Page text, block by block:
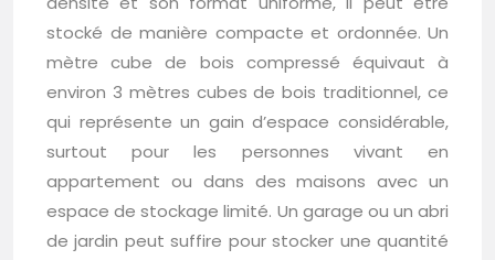
stocké de manière compacte et ordonnée. Un
mètre cube de bois compressé équivaut à
environ 3 mètres cubes de bois traditionnel, ce
qui représente un gain d’espace considérable,
surtout pour les personnes vivant en
appartement ou dans des maisons avec un
espace de stockage limité. Un garage ou un abri
de jardin peut suffire pour stocker une quantité